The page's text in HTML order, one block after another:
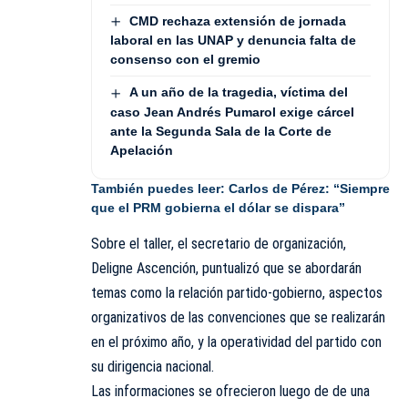
CMD rechaza extensión de jornada
laboral en las UNAP y denuncia falta de
consenso con el gremio
A un año de la tragedia, víctima del
caso Jean Andrés Pumarol exige cárcel
ante la Segunda Sala de la Corte de
Apelación
También puedes leer: Carlos de Pérez: “Siempre
que el PRM gobierna el dólar se dispara”
Sobre el taller, el secretario de organización,
Deligne Ascención, puntualizó que se abordarán
temas como la relación partido-gobierno, aspectos
organizativos de las convenciones que se realizarán
en el próximo año, y la operatividad del partido con
su dirigencia nacional.
Las informaciones se ofrecieron luego de de una